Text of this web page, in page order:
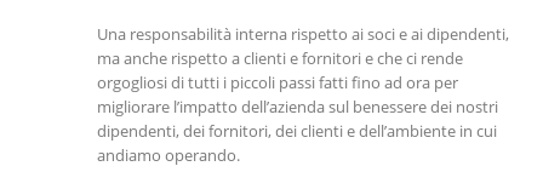
Una responsabilità interna rispetto ai soci e ai dipendenti,
ma anche rispetto a clienti e fornitori e che ci rende
orgogliosi di tutti i piccoli passi fatti fino ad ora per
migliorare l’impatto dell’azienda sul benessere dei nostri
dipendenti, dei fornitori, dei clienti e dell’ambiente in cui
andiamo operando.